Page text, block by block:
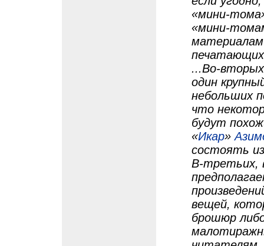
«мини-
«мини-
материалам
...Во-
один
небольших
что
будут
«Икар»
состоять
В-третьих,
вещей,
брошюр